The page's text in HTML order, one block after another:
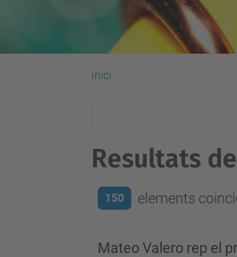
Inici
Resultats
150 elements
Mateo Valero rep el